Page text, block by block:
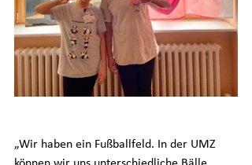
„Wir haben ein Fußballfeld. In der UMZ